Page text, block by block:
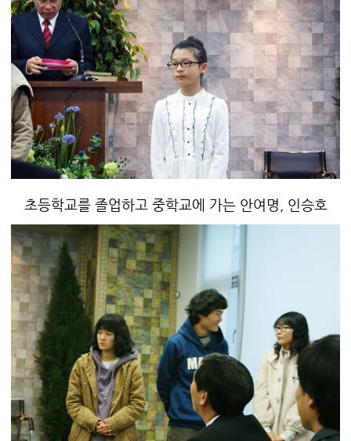
초등학교를 졸업하고 중학교에 가는 안여명, 인승호